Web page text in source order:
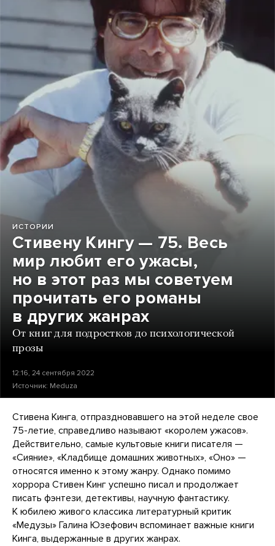
ИСТОРИИ
Стивену Кингу — 75. Весь
мир любит его ужасы,
но в этот раз мы советуем
прочитать его романы
в других жанрах
От книг для подростков до психологической
прозы
12:16, 24 сентября 2022
Источник: Meduza
Стивена Кинга, отпраздновавшего на этой неделе свое
75-летие, справедливо называют «королем ужасов».
Действительно, самые культовые книги писателя —
«Сияние», «Кладбище домашних животных», «Оно» —
относятся именно к этому жанру. Однако помимо
хоррора Стивен Кинг успешно писал и продолжает
писать фэнтези, детективы, научную фантастику.
К юбилею живого классика литературный критик
«Медузы» Галина Юзефович вспоминает важные книги
Кинга, выдержанные в других жанрах.